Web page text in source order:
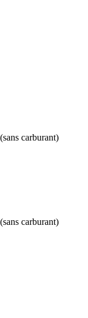
carburant)
carburant)